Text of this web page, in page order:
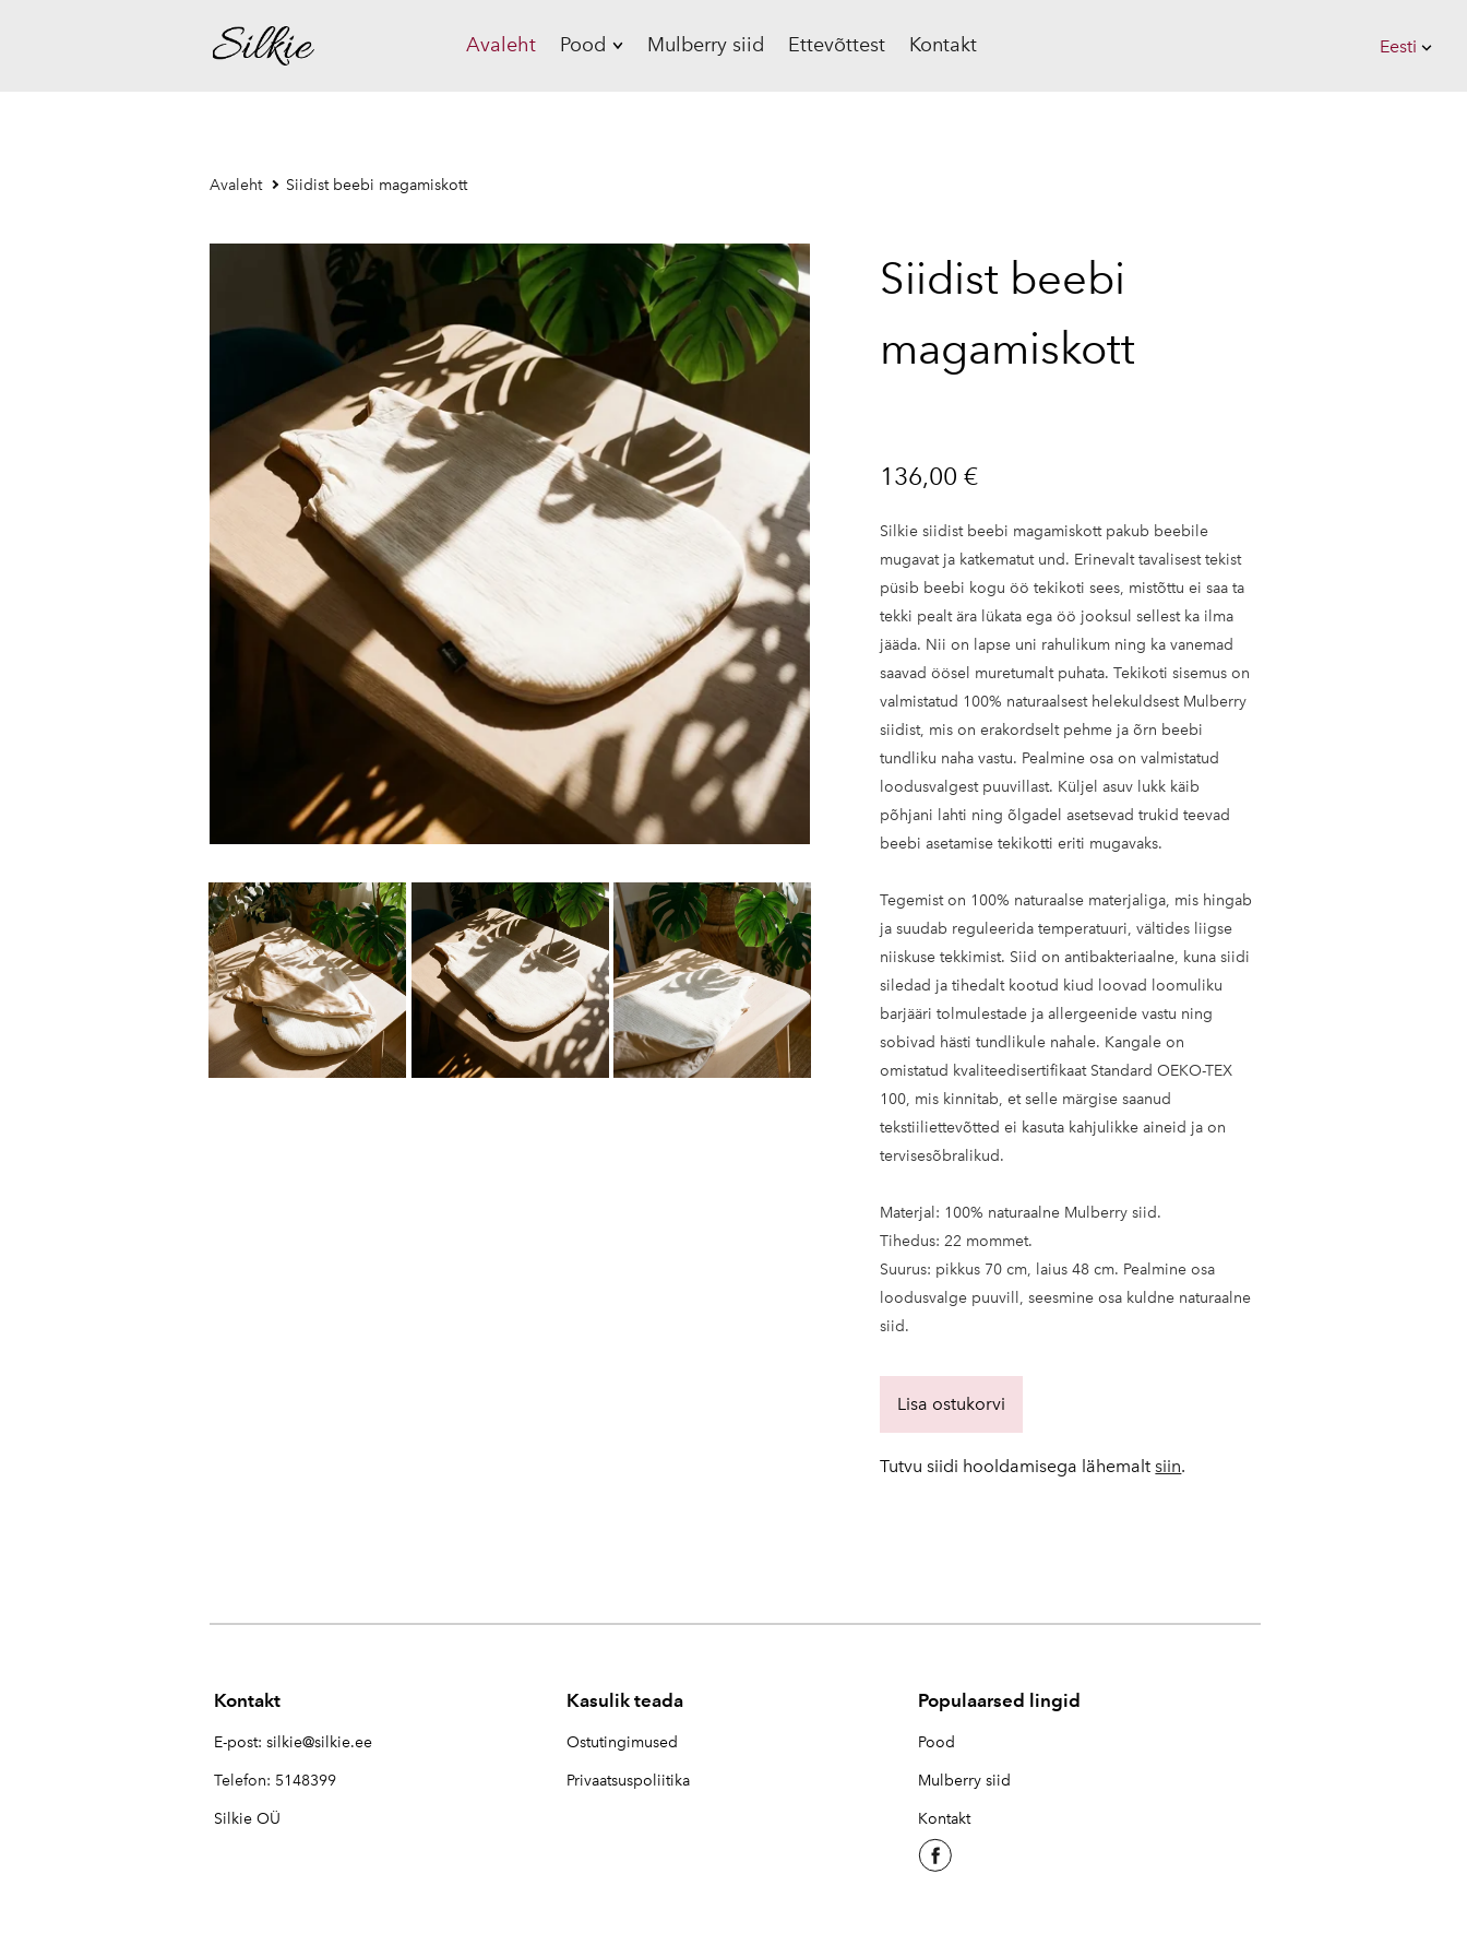
Avaleht Pood
Siidist beebitekid
Siidist
magamismüts
Siidist
magamismask
Siidist scrunchie
Kinkekomplekt
Kinkekaart
Mulberry siid Ettevõttest Kontakt Eesti
Avaleht Siidist beebi magamiskott
Siidist beebi
magamiskott
136,00 €
Silkie siidist beebi magamiskott pakub beebile
mugavat ja katkematut und. Erinevalt tavalisest tekist
püsib beebi kogu öö tekikoti sees, mistõttu ei saa ta
tekki pealt ära lükata ega öö jooksul sellest ka ilma
jääda. Nii on lapse uni rahulikum ning ka vanemad
saavad öösel muretumalt puhata. Tekikoti sisemus on
valmistatud 100% naturaalsest helekuldsest Mulberry
siidist, mis on erakordselt pehme ja õrn beebi
tundliku naha vastu. Pealmine osa on valmistatud
loodusvalgest puuvillast. Küljel asuv lukk käib
põhjani lahti ning õlgadel asetsevad trukid teevad
beebi asetamise tekikotti eriti mugavaks.
Tegemist on 100% naturaalse materjaliga, mis hingab
ja suudab reguleerida temperatuuri, vältides liigse
niiskuse tekkimist. Siid on antibakteriaalne, kuna siidi
siledad ja tihedalt kootud kiud loovad loomuliku
barjääri tolmulestade ja allergeenide vastu ning
sobivad hästi tundlikule nahale. Kangale on
omistatud kvaliteedisertifikaat Standard OEKO-TEX
100, mis kinnitab, et selle märgise saanud
tekstiiliettevõtted ei kasuta kahjulikke aineid ja on
tervisesõbralikud.
Materjal: 100% naturaalne Mulberry siid.
Tihedus: 22 mommet.
Suurus: pikkus 70 cm, laius 48 cm. Pealmine osa
loodusvalge puuvill, seesmine osa kuldne naturaalne
siid.
Lisa ostukorvi
Tutvu siidi hooldamisega lähemaltsiin.
Kontakt
E-post:silkie@silkie.ee
Telefon: 5148399
Silkie OÜ
Kasulik teada
Ostutingimused
Privaatsuspoliitika
Populaarsed lingid
Pood
Mulberry siid
Kontakt